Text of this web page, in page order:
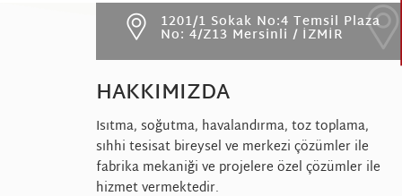
1201/1 Sokak No:4 Temsil Plaza
No: 4/Z13 Mersinli / İZMİR
HAKKIMIZDA
Isıtma, soğutma, havalandırma, toz toplama,
sıhhi tesisat bireysel ve merkezi çözümler ile
fabrika mekaniği ve projelere özel çözümler ile
hizmet vermektedir.